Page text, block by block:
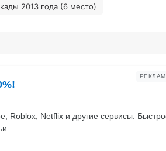
2013 года (6 место)
Roblox, Netflix и другие сервисы.